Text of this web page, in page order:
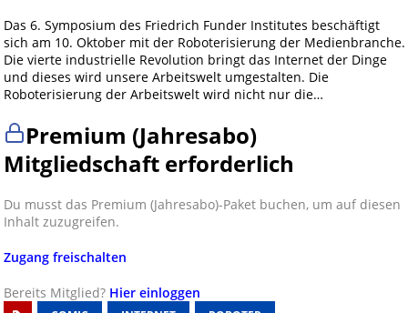
Das 6. Symposium des Friedrich Funder Institutes beschäftigt
sich am 10. Oktober mit der Roboterisierung der Medienbranche.
Die vierte industrielle Revolution bringt das Internet der Dinge
und dieses wird unsere Arbeitswelt umgestalten. Die
Roboterisierung der Arbeitswelt wird nicht nur die…
Premium (Jahresabo)
Mitgliedschaft erforderlich
Du musst das Premium (Jahresabo)-Paket buchen, um auf diesen
Inhalt zuzugreifen.
Zugang freischalten
Bereits Mitglied? Hier einloggen